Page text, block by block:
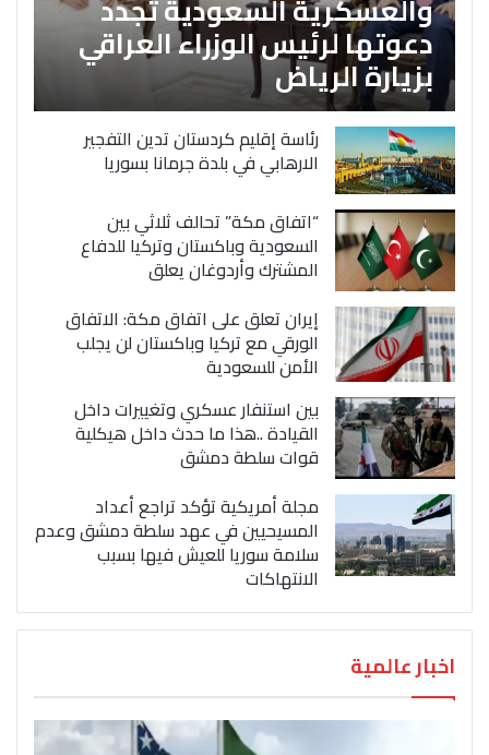
دعوتها لرئيس الوزراء العراقي
بزيارة الرياض
رئاسة إقليم كردستان تدين التفجير
الارهابي في بلدة جرمانا بسوريا
“اتفاق مكة” تحالف ثلاثي بين
السعودية وباكستان وتركيا للدفاع
المشترك وأردوغان يعلق
إيران تعلق على اتفاق مكة: الاتفاق
الورقي مع تركيا وباكستان لن يجلب
الأمن للسعودية
بين استنفار عسكري وتغييرات داخل
القيادة ..هذا ما حدث داخل هيكلية
قوات سلطة دمشق
مجلة أمريكية تؤكد تراجع أعداد
المسيحيين في عهد سلطة دمشق وعدم
سلامة سوريا للعيش فيها بسبب
الانتهاكات
اخبار عالمية